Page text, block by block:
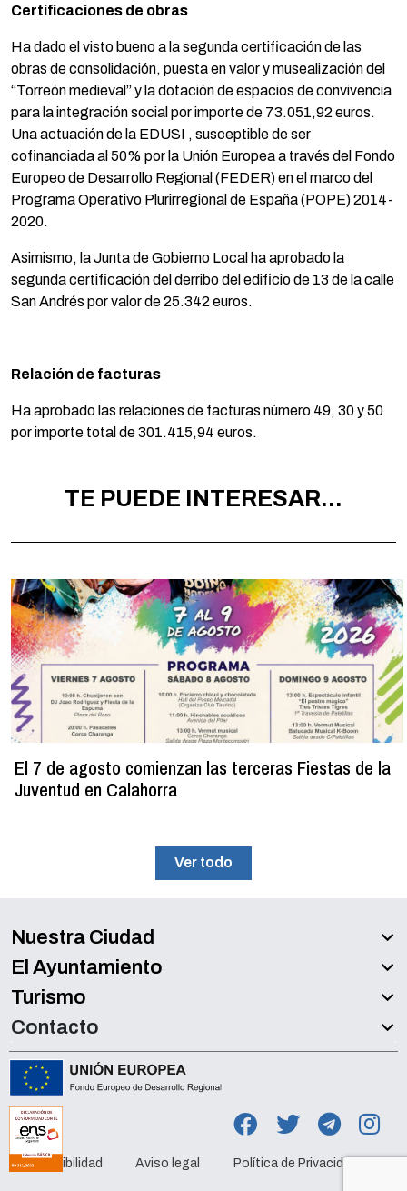
Certificaciones de obras
Ha dado el visto bueno a la segunda certificación de las
obras de consolidación, puesta en valor y musealización del
“Torreón medieval” y la dotación de espacios de convivencia
para la integración social por importe de 73.051,92 euros.
Una actuación de la EDUSI , susceptible de ser
cofinanciada al 50% por la Unión Europea a través del Fondo
Europeo de Desarrollo Regional (FEDER) en el marco del
Programa Operativo Plurirregional de España (POPE) 2014-
2020.
Asimismo, la Junta de Gobierno Local ha aprobado la
segunda certificación del derribo del edificio de 13 de la calle
San Andrés por valor de 25.342 euros.
Relación de facturas
Ha aprobado las relaciones de facturas número 49, 30 y 50
por importe total de 301.415,94 euros.
TE PUEDE INTERESAR...
El 7 de agosto comienzan las terceras Fiestas de la
Juventud en Calahorra
Ver todo
Nuestra Ciudad
El Ayuntamiento
Turismo
Contacto
Accesibilidad Aviso legal Política de Privacidad